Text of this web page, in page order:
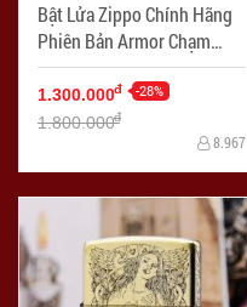
Bật Lửa Zippo Chính Hãng
Phiên Bản Armor Chạm
Khắc Chim Phượng Hoàng
1.300.000đ -28%
1.800.000đ
8.967